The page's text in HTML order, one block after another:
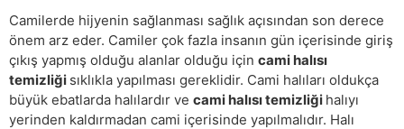
Camilerde hijyenin sağlanması sağlık açısından son derece
önem arz eder. Camiler çok fazla insanın gün içerisinde giriş
çıkış yapmış olduğu alanlar olduğu için cami halısı
temizliği sıklıkla yapılması gereklidir. Cami halıları oldukça
büyük ebatlarda halılardır ve cami halısı temizliği halıyı
yerinden kaldırmadan cami içerisinde yapılmalıdır. Halı